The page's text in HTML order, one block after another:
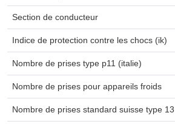
Section de conducteur
Indice de protection contre les chocs (ik)
Nombre de prises type p11 (italie)
Nombre de prises pour appareils froids
Nombre de prises standard suisse type 13